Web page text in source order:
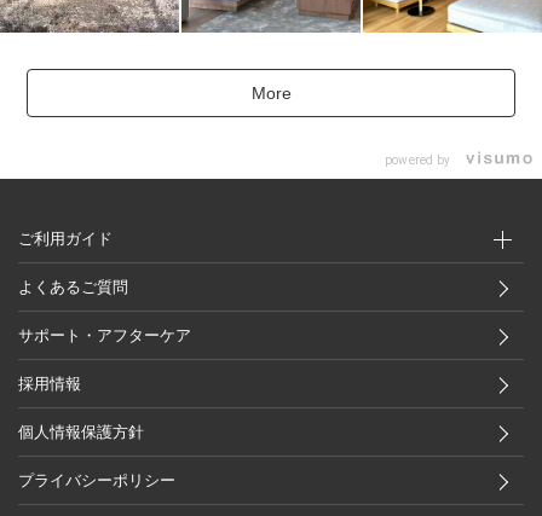
More
powered by
ご利用ガイド
よくあるご質問
サポート・アフターケア
採用情報
個人情報保護方針
プライバシーポリシー